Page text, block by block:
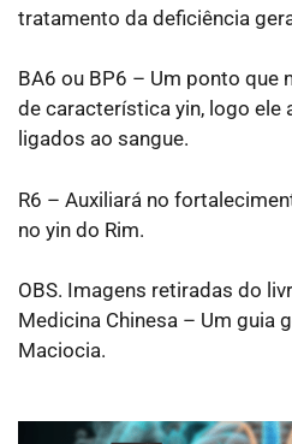
tratamento da deficiência
BA6 ou BP6 – Um ponto que
de característica yin, logo ele
ligados ao sangue.
R6 – Auxiliará no
no yin do Rim.
OBS. Imagens retiradas do
Medicina Chinesa – Um guia
Maciocia.